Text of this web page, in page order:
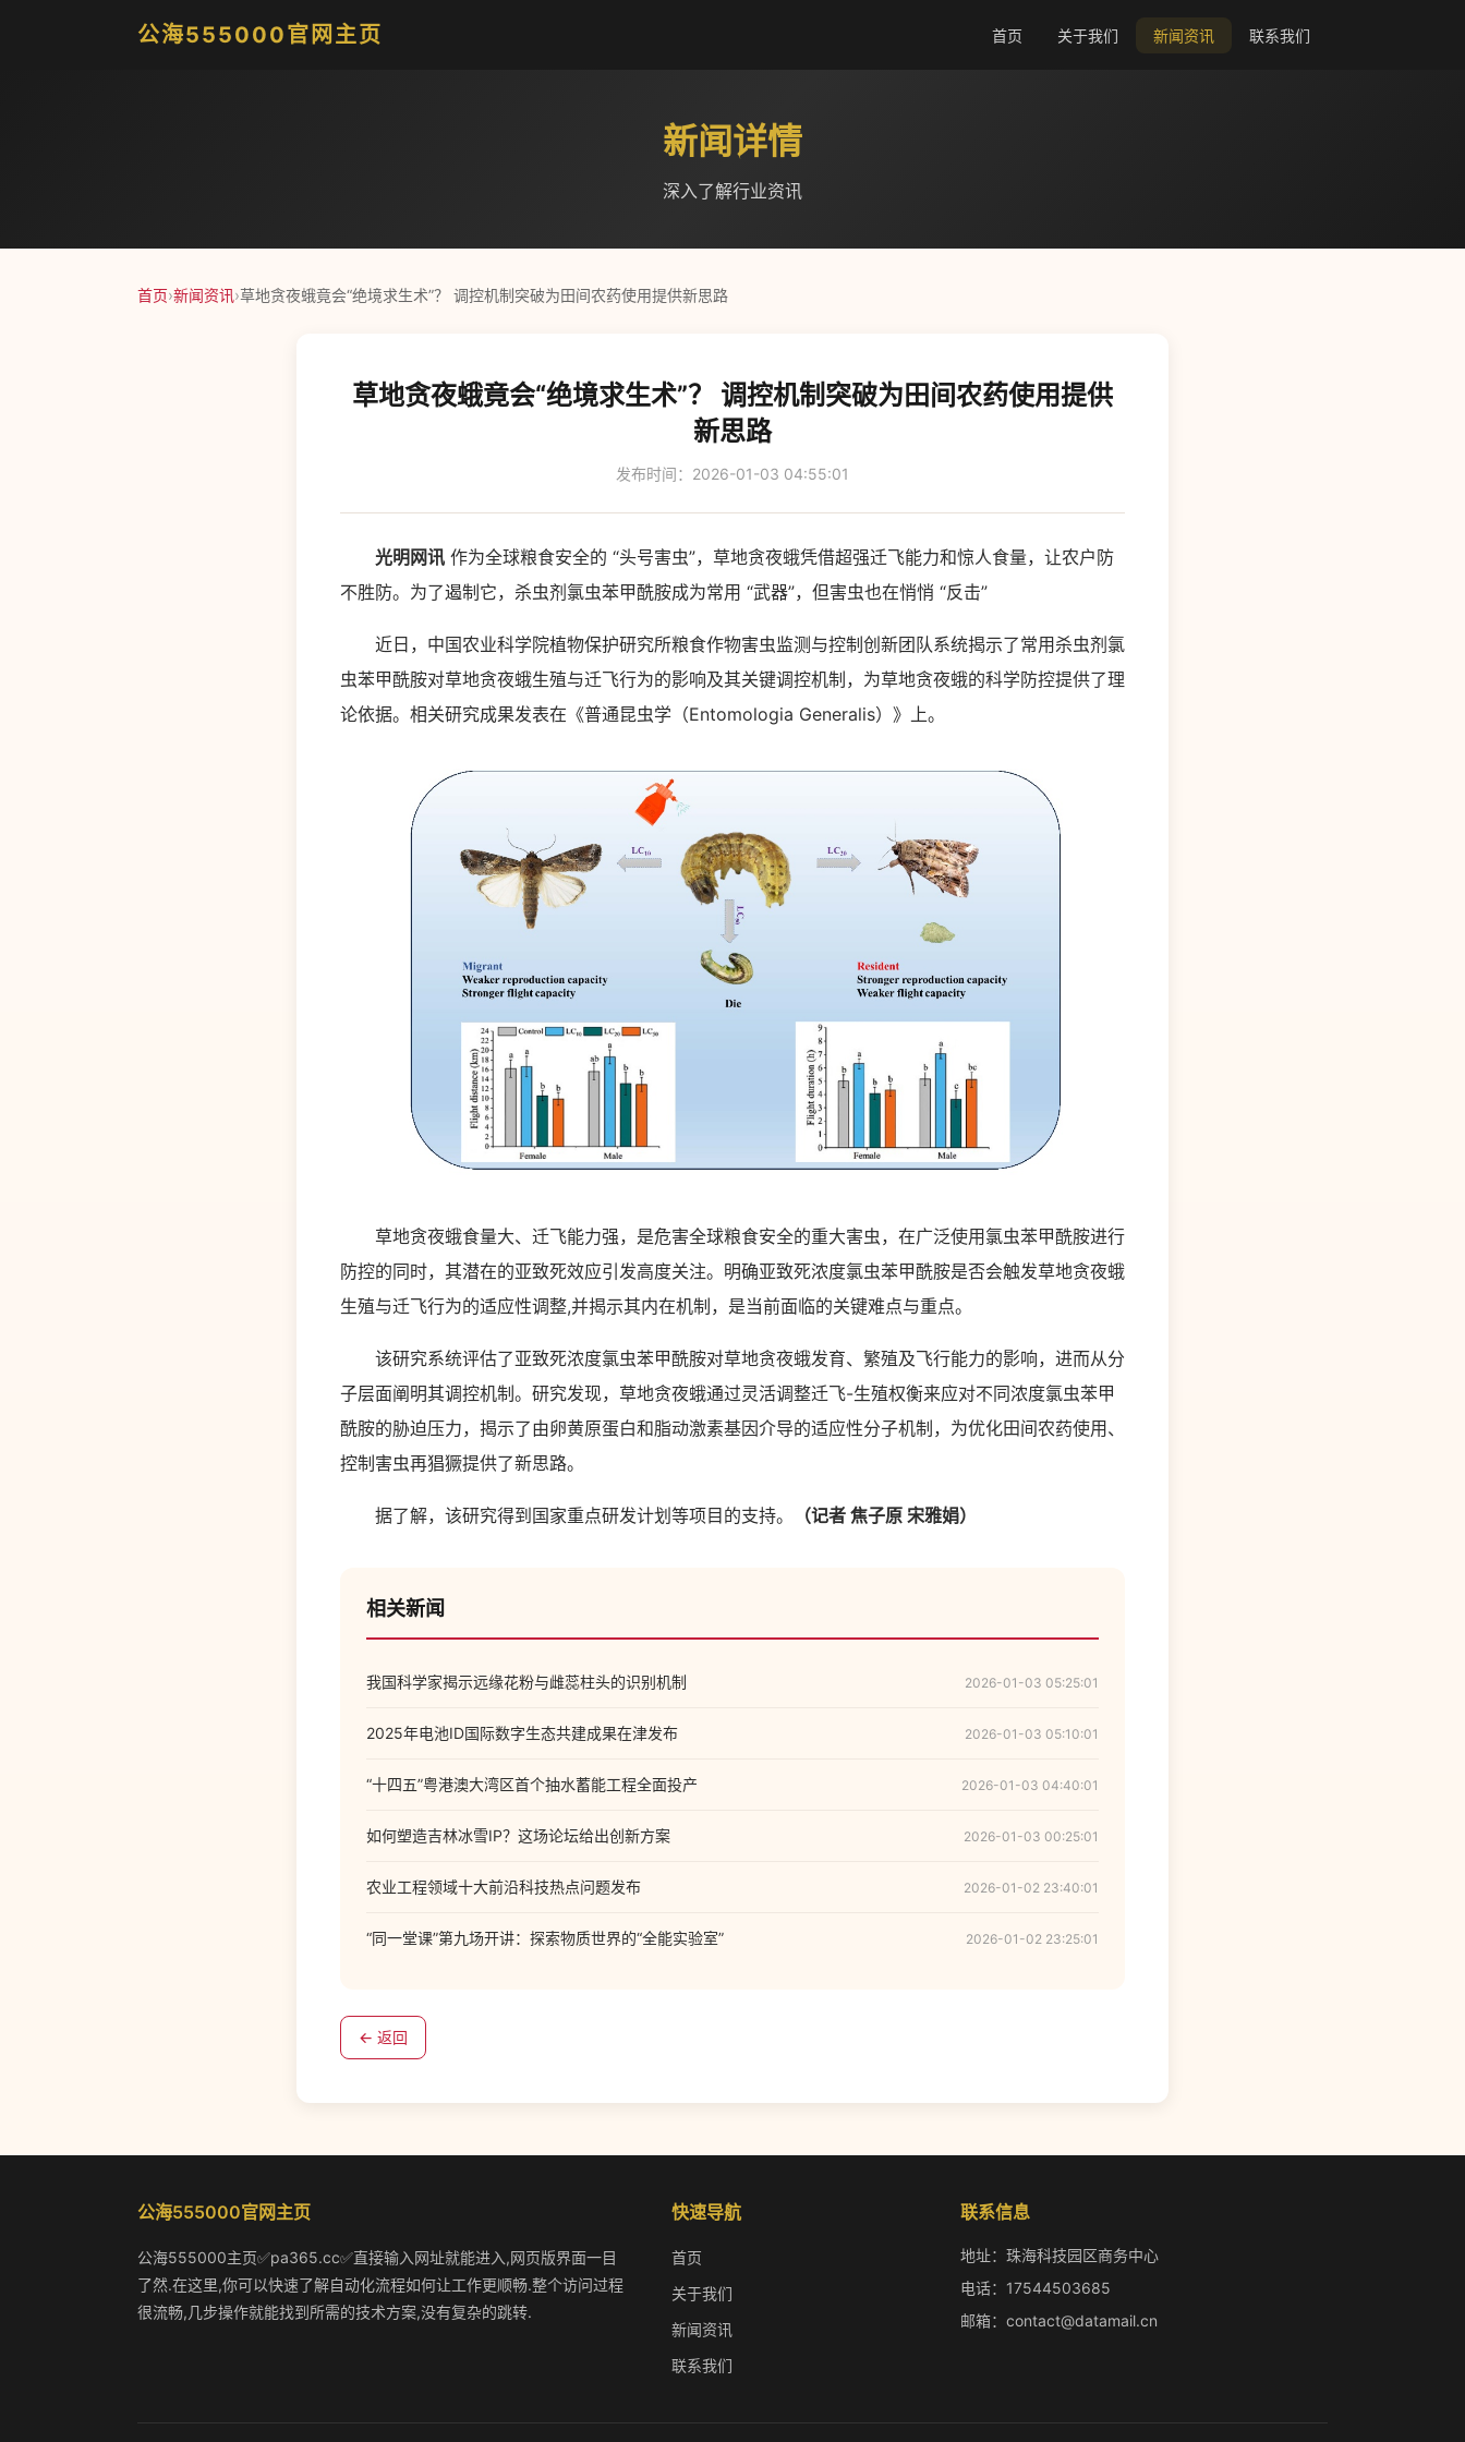
公海555000官网主页 首页 关于我们 新闻资讯 联系我们
新闻详情
深入了解行业资讯
首页›新闻资讯›草地贪夜蛾竟会“绝境求生术”？ 调控机制突破为田间农药使用提供新思路
草地贪夜蛾竟会“绝境求生术”？ 调控机制突破为田间农药使用提供
新思路
发布时间：2026-01-03 04:55:01
光明网讯 作为全球粮食安全的 “头号害虫”，草地贪夜蛾凭借超强迁飞能力和惊人食量，让农户防
不胜防。为了遏制它，杀虫剂氯虫苯甲酰胺成为常用 “武器”，但害虫也在悄悄 “反击”
近日，中国农业科学院植物保护研究所粮食作物害虫监测与控制创新团队系统揭示了常用杀虫剂氯
虫苯甲酰胺对草地贪夜蛾生殖与迁飞行为的影响及其关键调控机制，为草地贪夜蛾的科学防控提供了理
论依据。相关研究成果发表在《普通昆虫学（Entomologia Generalis）》上。
草地贪夜蛾食量大、迁飞能力强，是危害全球粮食安全的重大害虫，在广泛使用氯虫苯甲酰胺进行
防控的同时，其潜在的亚致死效应引发高度关注。明确亚致死浓度氯虫苯甲酰胺是否会触发草地贪夜蛾
生殖与迁飞行为的适应性调整,并揭示其内在机制，是当前面临的关键难点与重点。
该研究系统评估了亚致死浓度氯虫苯甲酰胺对草地贪夜蛾发育、繁殖及飞行能力的影响，进而从分
子层面阐明其调控机制。研究发现，草地贪夜蛾通过灵活调整迁飞-生殖权衡来应对不同浓度氯虫苯甲
酰胺的胁迫压力，揭示了由卵黄原蛋白和脂动激素基因介导的适应性分子机制，为优化田间农药使用、
控制害虫再猖獗提供了新思路。
据了解，该研究得到国家重点研发计划等项目的支持。 （记者 焦子原 宋雅娟）
相关新闻
我国科学家揭示远缘花粉与雌蕊柱头的识别机制 2026-01-03 05:25:01
2025年电池ID国际数字生态共建成果在津发布 2026-01-03 05:10:01
“十四五”粤港澳大湾区首个抽水蓄能工程全面投产 2026-01-03 04:40:01
如何塑造吉林冰雪IP？这场论坛给出创新方案 2026-01-03 00:25:01
农业工程领域十大前沿科技热点问题发布 2026-01-02 23:40:01
“同一堂课”第九场开讲：探索物质世界的“全能实验室” 2026-01-02 23:25:01
← 返回
公海555000官网主页
公海555000主页✅pa365.cc✅直接输入网址就能进入,网页版界面一目
了然.在这里,你可以快速了解自动化流程如何让工作更顺畅.整个访问过程
很流畅,几步操作就能找到所需的技术方案,没有复杂的跳转.
快速导航
首页
关于我们
新闻资讯
联系我们
联系信息
地址：珠海科技园区商务中心
电话：17544503685
邮箱：contact@datamail.cn